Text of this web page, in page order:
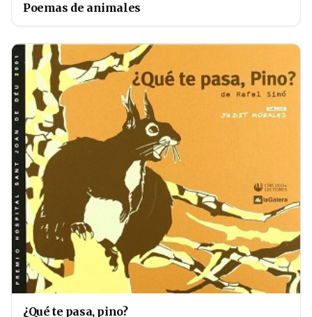
Poemas de animales
¿Qué te pasa, pino?